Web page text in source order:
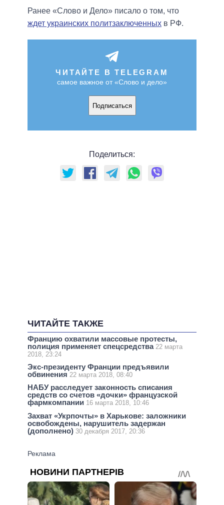
Ранее «Слово и Дело» писало о том, что
ждет украинских политзаключенных в РФ.
ЧИТАЙТЕ В TELEGRAM
самое важное от «Слово и дело»
Подписаться
Поделиться:
ЧИТАЙТЕ ТАКЖЕ
Францию охватили массовые протесты,
полиция применяет спецсредства 22 марта
2018, 23:24
Экс-президенту Франции предъявили
обвинения 22 марта 2018, 08:40
НАБУ расследует законность списания
средств со счетов «дочки» французской
фармкомпании 16 марта 2018, 10:46
Захват «Укрпочты» в Харькове: заложники
освобождены, нарушитель задержан
(дополнено) 30 декабря 2017, 20:36